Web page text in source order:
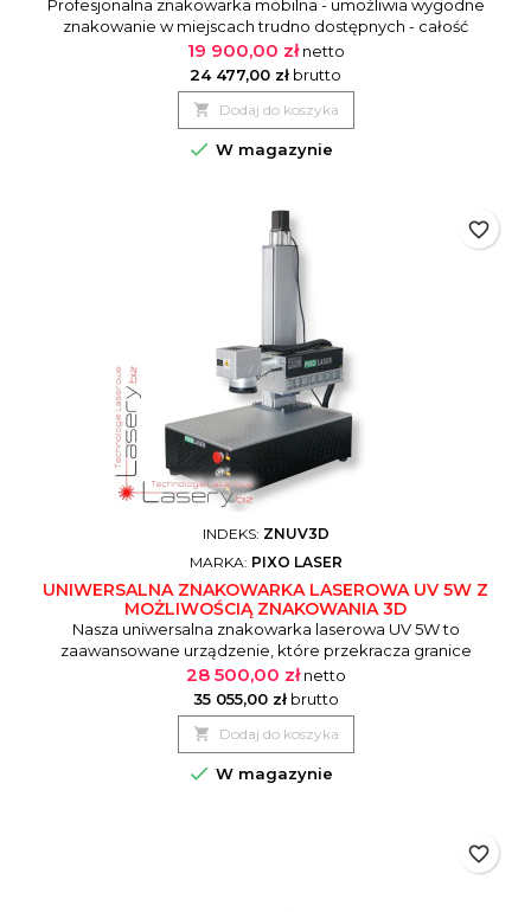
Profesjonalna znakowarka mobilna - umożliwia wygodne
znakowanie w miejscach trudno dostępnych - całość
umieszczona na mobilnym wózku. Idealna dla klientów którzy
potrzebują urządzenia mobilnego które umożliwi
znakowania w terenie, na hali produkcyjnej. Możliwość
montażu komputera i innych dodatków według zaleceń.
19 900,00 zł netto
24 477,00 zł brutto
 Dodaj do koszyka
 W magazynie
INDEKS: ZNUV3D
MARKA: PIXO LASER
UNIWERSALNA ZNAKOWARKA LASEROWA UV 5W Z
MOŻLIWOŚCIĄ ZNAKOWANIA 3D
Nasza uniwersalna znakowarka laserowa UV 5W to
zaawansowane urządzenie, które przekracza granice
tradycyjnego znakowania. Dzięki wykorzystaniu zimnej wiązki
lasera UV, maszyna umożliwia precyzyjne grawerowanie i
znakowanie nawet na najbardziej wymagających
materiałach, w tym 3D. To idealne rozwiązanie dla
profesjonalistów poszukujących wszechstronności,...
28 500,00 zł netto
35 055,00 zł brutto
 Dodaj do koszyka
 W magazynie
favorite_border
favorite_border